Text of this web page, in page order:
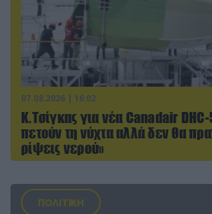
07.08.2026 | 16:02
Κ.Τσίγκας για νέα Canadair
πετούν τη νύχτα αλλά δεν θα
ρίψεις νερού»
ΠΟΛΙΤΙΚΗ